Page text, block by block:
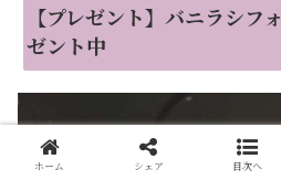
【プレゼント】バニラシフ
ゼント中
ホーム シェア 目次へ